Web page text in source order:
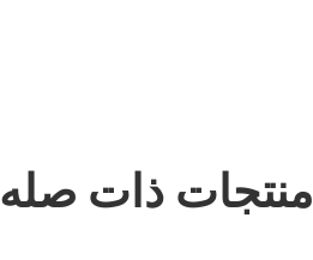
منتجات ذات صله